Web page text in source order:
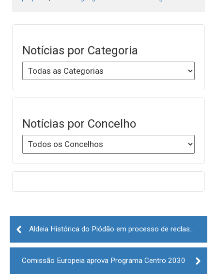
Notícias por Categoria
Notícias por Concelho
Post
navigation
Comissão Europeia aprova Programa Centro 2030